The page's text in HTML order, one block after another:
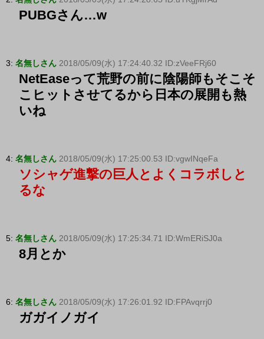
PUBGさん…w
3: 名無しさん 2018/05/09(水) 17:24:40.32 ID:zVeeFRj60
NetEaseって荒野の前に陰陽師もそこそ
こヒットさせてるから日本の展開も熱
いね
4: 名無しさん 2018/05/09(水) 17:25:00.53 ID:vgwINqeFa
ソシャゲ進撃の巨人とよくコラボしと
るな
5: 名無しさん 2018/05/09(水) 17:25:34.71 ID:WmERiSJ0a
8月とか
6: 名無しさん 2018/05/09(水) 17:26:01.92 ID:FPAvqrrj0
ガガイノガイ